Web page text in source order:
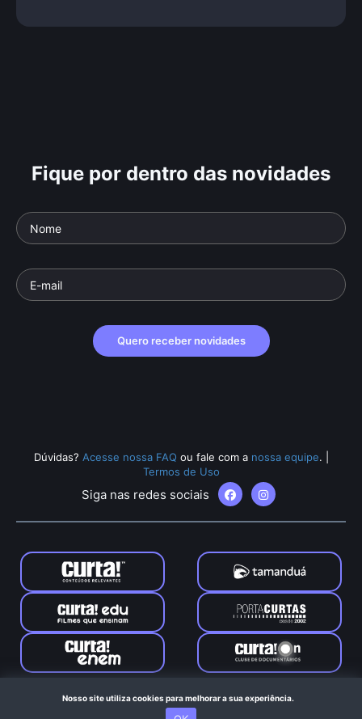
Fique por dentro das novidades
Quero receber novidades
Dúvidas? Acesse nossa FAQ ou fale com a nossa equipe.
Termos de Uso
Siga nas redes sociais
Tamanduá © 2024. Todos os direitos reservados. Feito com
no Rio de Janeiro
Nosso site utiliza cookies para melhorar a sua experiência.